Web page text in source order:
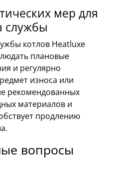
мер для
службы
котлов Heatluxe
плановые
и регулярно
износа или
рекомендованных
материалов и
продлению
вопросы